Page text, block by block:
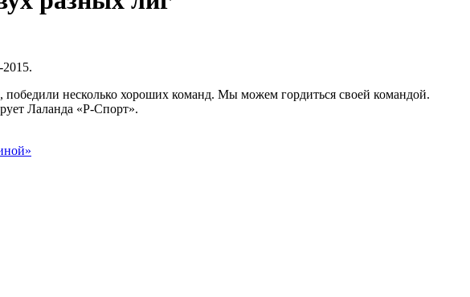
несколько хороших команд. Мы можем гордиться своей командой.
Лаланда «Р-Спорт».